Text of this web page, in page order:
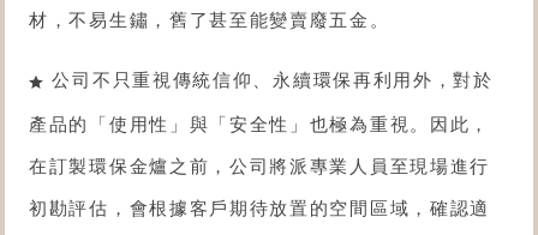
材，不易生鏽，舊了甚至能變賣廢五金。
公司不只重視傳統信仰、永續環保再利用外，對於
產品的「使用性」與「安全性」也極為重視。因此，
在訂製環保金爐之前，公司將派專業人員至現場進行
初勘評估，會根據客戶期待放置的空間區域，確認適